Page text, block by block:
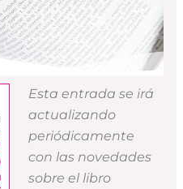
Esta entrada se irá
actualizando
periódicamente
con las novedades
sobre el libro